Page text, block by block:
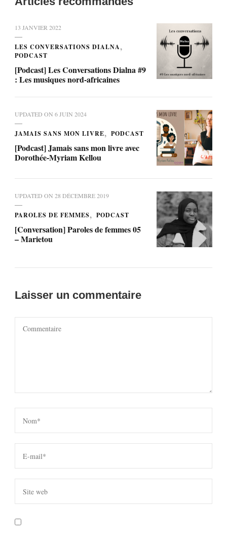
13 JANVIER 2022
LES CONVERSATIONS DIALNA
PODCAST
[Podcast] Les Conversations Dialna #9
: Les musiques nord-africaines
UPDATED ON 6 JUIN 2024
JAMAIS SANS MON LIVRE PODCAST
[Podcast] Jamais sans mon livre avec
Dorothée-Myriam Kellou
UPDATED ON 28 DÉCEMBRE 2019
PAROLES DE FEMMES PODCAST
[Conversation] Paroles de femmes 05
– Marietou
Laisser un commentaire